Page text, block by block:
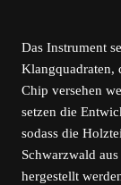
Das Instrument
Klangquadraten,
Chip versehen
setzen die
sodass die
Schwarzwald
hergestellt